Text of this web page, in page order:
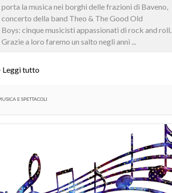
porta la musica nei borghi delle frazioni di Baveno,
concerto della band Theo & The Good Old
Boys: cinque musicisti appassionati di rock and roll.
Grazie a loro faremo un salto negli anni ...
Leggi tutto
E SPETTACOLI